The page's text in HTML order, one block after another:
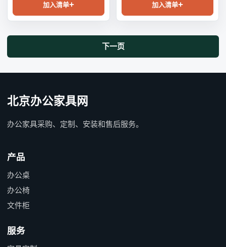
加入清单 加入清单
下一页
北京办公家具网
办公家具采购、定制、安装和售后服务。
产品
办公桌
办公椅
文件柜
服务